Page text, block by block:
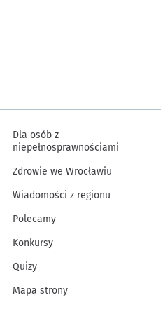
Dla osób z
niepełnosprawnościami
Zdrowie we Wrocławiu
Wiadomości z regionu
Polecamy
Konkursy
Quizy
Mapa strony